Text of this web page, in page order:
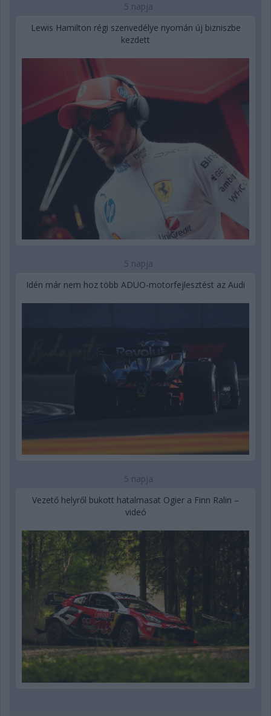
5 napja
Lewis Hamilton régi szenvedélye nyomán új bizniszbe
kezdett
5 napja
Idén már nem hoz több ADUO-motorfejlesztést az Audi
5 napja
Vezető helyről bukott hatalmasat Ogier a Finn Ralin –
videó